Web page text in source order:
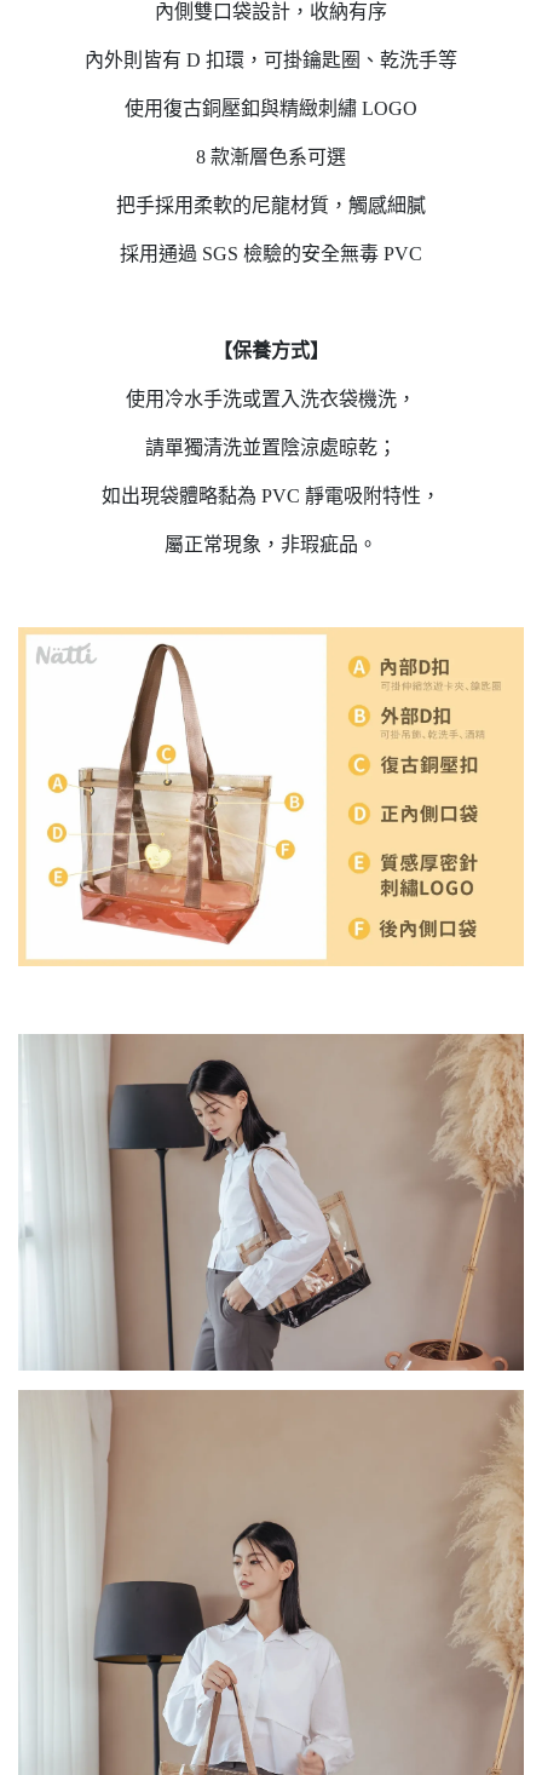
內側雙口袋設計，收納有序
內外則皆有 D 扣環，可掛鑰匙圈、乾洗手等
使用復古銅壓釦與精緻刺繡 LOGO
8 款漸層色系可選
把手採用柔軟的尼龍材質，觸感細膩
採用通過 SGS 檢驗的安全無毒 PVC
【保養方式】
使用冷水手洗或置入洗衣袋機洗，
請單獨清洗並置陰涼處晾乾；
如出現袋體略黏為 PVC 靜電吸附特性，
屬正常現象，非瑕疵品。